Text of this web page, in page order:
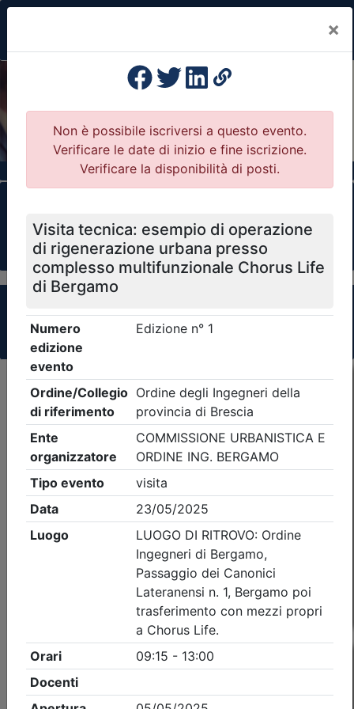
×
Previous
Il portale della formazione per Ordini e
Collegi Professionali
Clicca qui - espandi la sezione dei filtri ricerca
eventi
Criteri di ricerca applicati:
- Tipo Ordine/collegio:Ingegneri - Ordine:
Brescia- Eventi in programma dal6/8/2026
Precedente 2 Successiva
Nessun risultato per i parametri inseriti
Esito della ricerca eventi formativi